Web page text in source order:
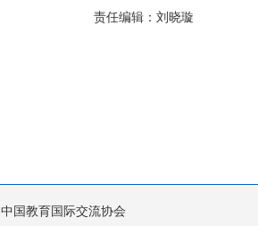
责任编辑：刘晓璇
中国教育国际交流协会